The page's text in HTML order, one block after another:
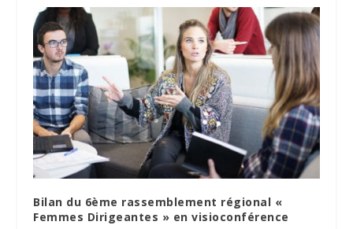
Bilan du 6ème rassemblement régional «
Femmes Dirigeantes » en visioconférence